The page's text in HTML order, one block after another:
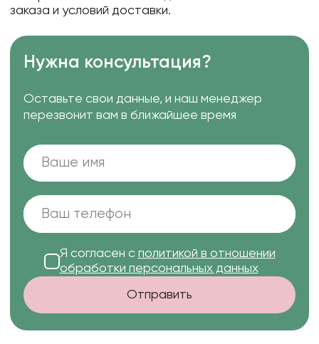
заказа и условий доставки.
Нужна консультация?
Оставьте свои данные, и наш менеджер
перезвонит вам в ближайшее время
Я согласен с политикой в отношении
обработки персональных данных
Отправить